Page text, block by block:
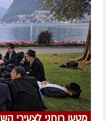
מטען רוחני לצעירי